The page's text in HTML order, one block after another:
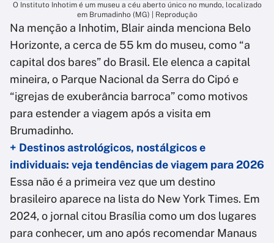
O Instituto Inhotim é um museu a céu aberto único no mundo, localizado
em Brumadinho (MG) | Reprodução
Na menção a Inhotim, Blair ainda menciona Belo
Horizonte, a cerca de 55 km do museu, como “a
capital dos bares” do Brasil. Ele elenca a capital
mineira, o Parque Nacional da Serra do Cipó e
“igrejas de exuberância barroca” como motivos
para estender a viagem após a visita em
Brumadinho.
+ Destinos astrológicos, nostálgicos e
individuais: veja tendências de viagem para 2026
Essa não é a primeira vez que um destino
brasileiro aparece na lista do New York Times. Em
2024, o jornal citou Brasília como um dos lugares
para conhecer, um ano após recomendar Manaus